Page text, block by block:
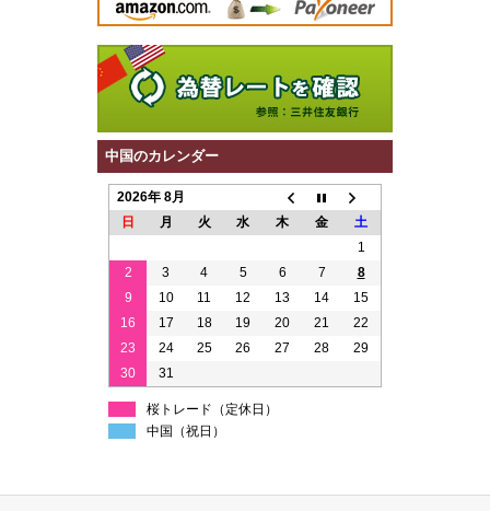
中国のカレンダー
2026年 8月
日
月 火 水 木 金
土
1
2
3 4 5 6 7
8
9
10 11 12 13 14
15
16
17 18 19 20 21
22
23
24 25 26 27 28
29
30
31
桜トレード（定休日）
中国（祝日）